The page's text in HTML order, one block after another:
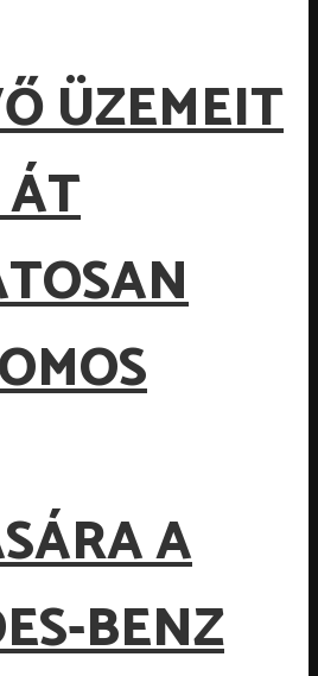
ÜZEMEIT
A
BENZ